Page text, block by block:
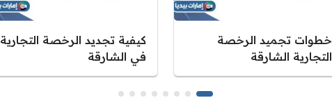
خطوات تجميد الرخصة
التجارية الشارقة
كيفية تجديد الرخصة التجارية
في الشارقة